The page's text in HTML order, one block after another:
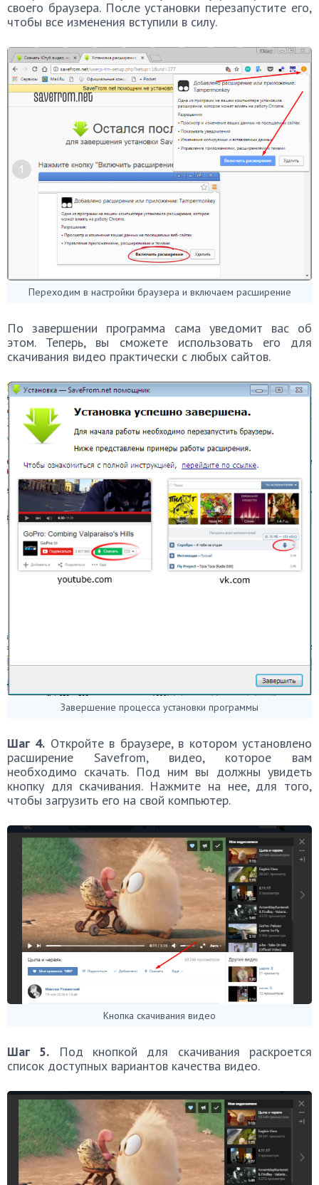
своего браузера. После установки перезапустите его,
чтобы все изменения вступили в силу.
Переходим в настройки браузера и включаем расширение
По завершении программа сама уведомит вас об
этом. Теперь, вы сможете использовать его для
скачивания видео практически с любых сайтов.
Завершение процесса установки программы
Шаг 4. Откройте в браузере, в котором установлено
расширение Savefrom, видео, которое вам
необходимо скачать. Под ним вы должны увидеть
кнопку для скачивания. Нажмите на нее, для того,
чтобы загрузить его на свой компьютер.
Кнопка скачивания видео
Шаг 5. Под кнопкой для скачивания раскроется
список доступных вариантов качества видео.